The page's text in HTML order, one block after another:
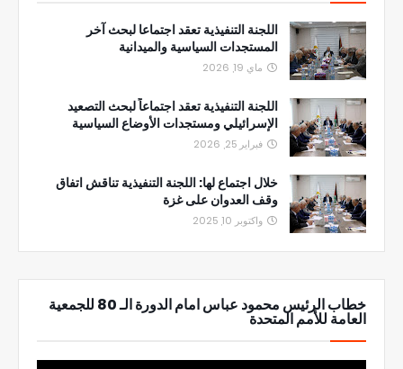
اللجنة التنفيذية تعقد اجتماعا لبحث آخر
المستجدات السياسية والميدانية
ماي 19, 2026
اللجنة التنفيذية تعقد اجتماعاً لبحث التصعيد
الإسرائيلي ومستجدات الأوضاع السياسية
فبراير 25, 2026
خلال اجتماع لها: اللجنة التنفيذية تناقش اتفاق
وقف العدوان على غزة
واكتوبر 10, 2025
خطاب الرئيس محمود عباس امام الدورة الـ 80 للجمعية
العامة للأمم المتحدة